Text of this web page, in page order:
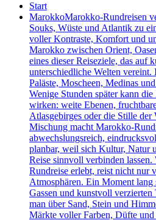
Start
MarokkoMarokko-Rundreisen
Souks, Wüste und Atlantik zu
voller Kontraste, Komfort und
Marokko zwischen Orient,
eines dieser Reiseziele, das auf
unterschiedliche Welten vereint.
Paläste, Moscheen, Medinas
Wenige Stunden später kann
wirken: weite Ebenen,
Atlasgebirges oder die Stille der
Mischung macht Marokko-
abwechslungsreich,
planbar, weil sich Kultur, Natur
Reise sinnvoll verbinden
Rundreise erlebt, reist nicht nur
Atmosphären. Ein Moment lang
Gassen und kunstvoll
man über Sand, Stein und
Märkte voller Farben, Düfte und